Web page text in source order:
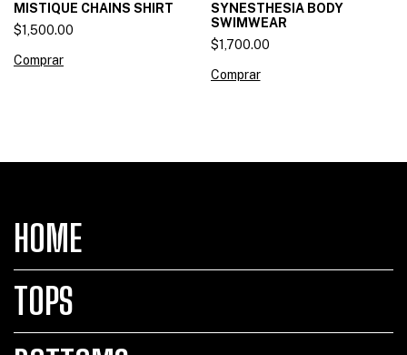
MISTIQUE CHAINS SHIRT
$1,500.00
Comprar
SYNESTHESIA BODY
SWIMWEAR
$1,700.00
Comprar
HOME
TOPS